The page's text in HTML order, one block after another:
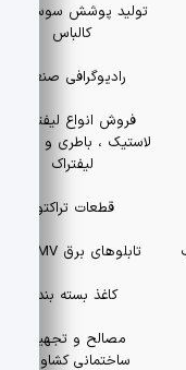
تولید پوشش سوسیس و
کالباس
رادیوگرافی صنعتی
فروش انواع لیفتراک ،
لاستیک ، باطری و ملحقات
لیفتراک
قطعات تراکتور
تابلوهای برق MV و LV
کاغذ بسته بندی
مصالح و تجهیزات
ساختمانی کشاورزی،